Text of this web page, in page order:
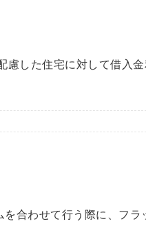
慮した住宅に対して借入
合わせて行う際に、フ